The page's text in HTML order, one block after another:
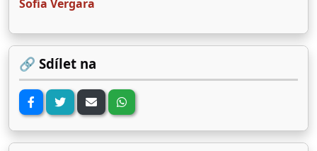
Sofía Vergara
🔗 Sdílet na